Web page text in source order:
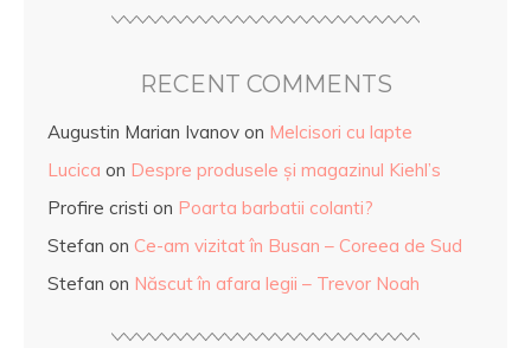
RECENT COMMENTS
Augustin Marian Ivanov on Melcisori cu lapte
Lucica on Despre produsele și magazinul Kiehl’s
Profire cristi on Poarta barbatii colanti?
Stefan on Ce-am vizitat în Busan – Coreea de Sud
Stefan on Născut în afara legii – Trevor Noah